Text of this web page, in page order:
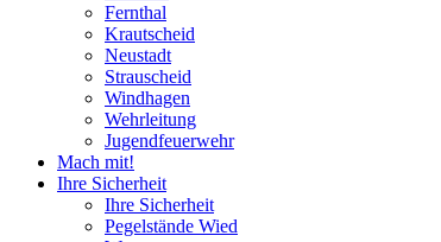
Fernthal
Krautscheid
Neustadt
Strauscheid
Windhagen
Wehrleitung
Jugendfeuerwehr
Mach mit!
Ihre Sicherheit
Ihre Sicherheit
Pegelstände Wied